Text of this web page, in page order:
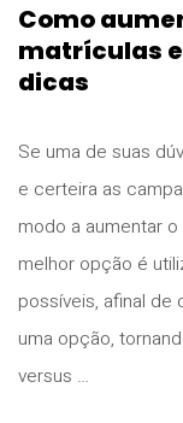
Como
matrículas
dicas
Se uma de suas
e certeira as
modo a aumentar
melhor opção é
possíveis, afinal
uma opção,
versus …